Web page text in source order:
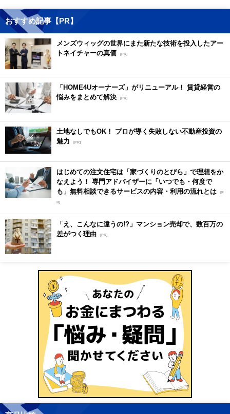
おすすめ記事【PR】
メンズウィッグの世界にまた新たな技術を投入したアー
トネイチャーの真価 [PR]
「HOME4Uオーナーズ」がリニューアル！ 賃貸経営の
悩みをまとめて解決 [PR]
土地なしでもOK！ プロが導く失敗しない不動産投資の
魅力
[PR]
はじめての注文住宅は「家づくりのとびら」で理想をか
なえよう！ 専門アドバイザーに「いつでも・何度で
も」無料相談できるサービスの内容・利用の流れとは [P
R]
「え、こんなに違うの!?」マンション売却で、数百万の
差がつく理由 [PR]